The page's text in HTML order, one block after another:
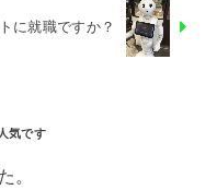
に就職ですか？
。